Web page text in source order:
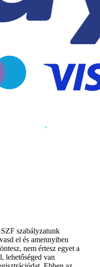
szabályzatunk
el és amennyiben
nem értesz egyet a
lehetőséged van